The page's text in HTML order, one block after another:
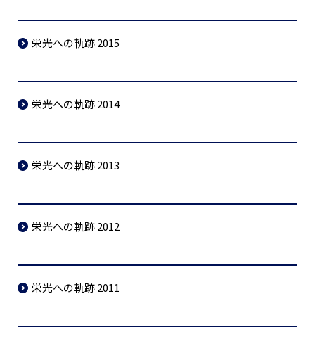
栄光への軌跡 2015
栄光への軌跡 2014
栄光への軌跡 2013
栄光への軌跡 2012
栄光への軌跡 2011